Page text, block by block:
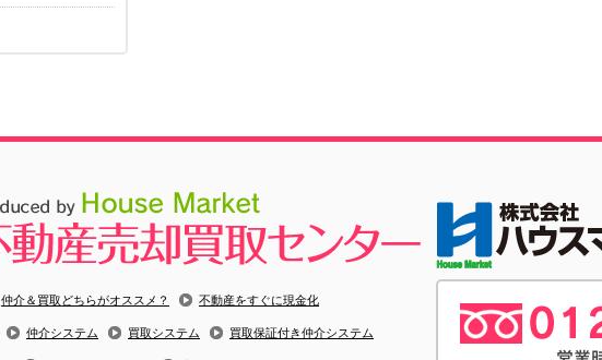
仲介＆買取どちらがオススメ？ 不動産をすぐに現金化
仲介システム 買取システム 買取保証付き仲介システム